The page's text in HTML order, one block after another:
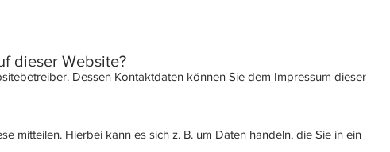
dieser Website?
Dessen Kontaktdaten können Sie dem Impressum dieser
mitteilen. Hierbei kann es sich z. B. um Daten handeln, die Sie in ein